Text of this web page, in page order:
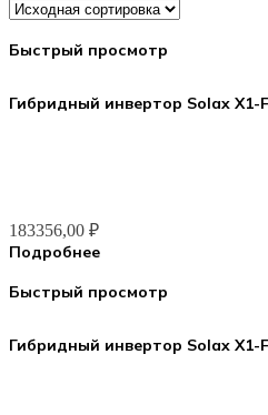
Быстрый просмотр
Гибридный инвертор Solax X1-
183356,00 ₽
Подробнее
Быстрый просмотр
Гибридный инвертор Solax X1-